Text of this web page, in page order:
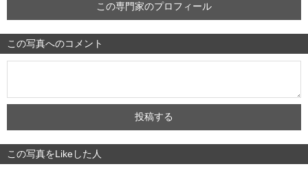
この専門家のプロフィール
この写真へのコメント
この写真をLikeした人